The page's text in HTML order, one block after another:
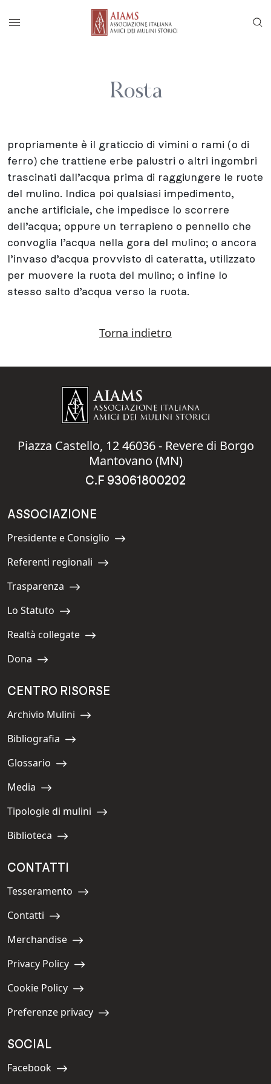
di accesso rapido ai contenuti
al menu di navigazione principale
al contenuto
Menu principale
Rosta
propriamente è il graticcio di vimini o rami (o di
ferro) che trattiene erbe palustri o altri ingombri
trascinati dall’acqua prima di raggiungere le ruote
del mulino. Indica poi qualsiasi impedimento,
anche artificiale, che impedisce lo scorrere
dell’acqua; oppure un terrapieno o pennello che
convoglia l’acqua nella gora del mulino; o ancora
l’invaso d’acqua provvisto di cateratta, utilizzato
per muovere la ruota del mulino; o infine lo
stesso salto d’acqua verso la ruota.
Torna indietro
Piazza Castello, 12 46036 - Revere di Borgo
Mantovano (MN)
C.F 93061800202
ASSOCIAZIONE
Navigate to:
Presidente e Consiglio
Navigate to:
Referenti regionali
Navigate to:
Trasparenza
Navigate to:
Lo Statuto
Navigate to:
Realtà collegate
Navigate to:
Dona
CENTRO RISORSE
Navigate to:
Archivio Mulini
Navigate to:
Bibliografia
Navigate to:
Glossario
Navigate to:
Media
Navigate to:
Tipologie di mulini
Navigate to:
Biblioteca
CONTATTI
Navigate to:
Tesseramento
Navigate to:
Contatti
Navigate to:
Merchandise
Navigate to:
Privacy Policy
Navigate to:
Cookie Policy
Navigate to:
Preferenze privacy
SOCIAL
Navigate to:
Facebook